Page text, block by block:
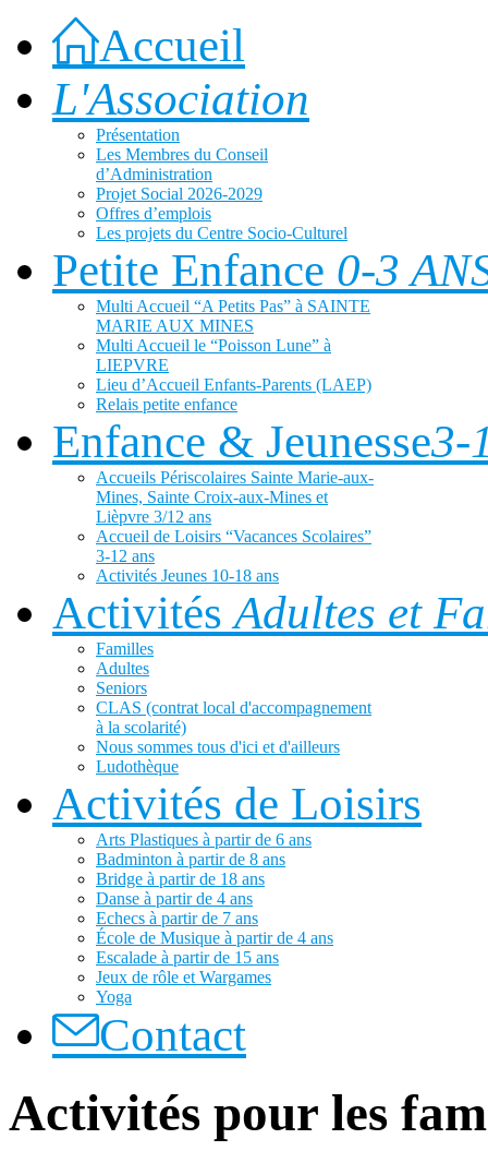
Accueil
L'Association
Présentation
Les Membres du Conseil
d’Administration
Projet Social 2026-2029
Offres d’emplois
Les projets du Centre Socio-Culturel
Petite Enfance 0-3
Multi Accueil “A Petits Pas” à SAINTE
MARIE AUX MINES
Multi Accueil le “Poisson Lune” à
LIEPVRE
Lieu d’Accueil Enfants-Parents (LAEP)
Relais petite enfance
Enfance & Jeunesse3-
Accueils Périscolaires Sainte Marie-aux-
Mines, Sainte Croix-aux-Mines et
Lièpvre 3/12 ans
Accueil de Loisirs “Vacances Scolaires”
3-12 ans
Activités Jeunes 10-18 ans
ActivitésAdultes et
Familles
Adultes
Seniors
CLAS (contrat local d'accompagnement
à la scolarité)
Nous sommes tous d'ici et d'ailleurs
Ludothèque
Activités de Loisirs
Arts Plastiques à partir de 6 ans
Badminton à partir de 8 ans
Bridge à partir de 18 ans
Danse à partir de 4 ans
Echecs à partir de 7 ans
École de Musique à partir de 4 ans
Escalade à partir de 15 ans
Jeux de rôle et Wargames
Yoga
Contact
Activités pour les